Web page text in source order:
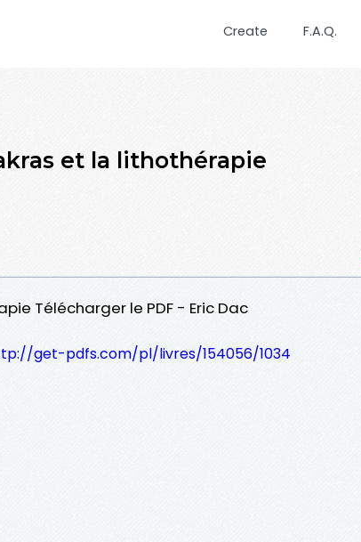
Create F.A.Q.
et la lithothérapie
Télécharger le PDF - Eric Dac
get-pdfs.com/pl/livres/154056/1034